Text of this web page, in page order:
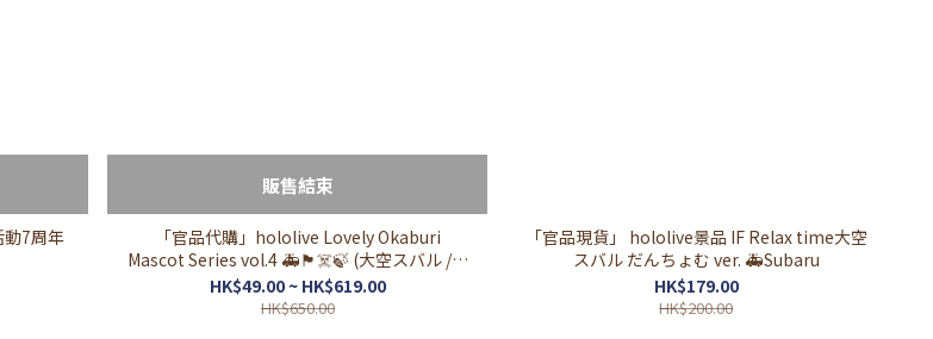
動7周年
販售結束
「官品代購」hololive Lovely Okaburi
Mascot Series vol.4 🚑🏴‍☠️🍃 (大空スバル /宝
鐘マリン/ 風真いろは)
HK$49.00 ~ HK$619.00
HK$650.00
「官品現貨」 hololive景品 IF Relax time大空
スバル だんちょむ ver. 🚑Subaru
HK$179.00
HK$200.00